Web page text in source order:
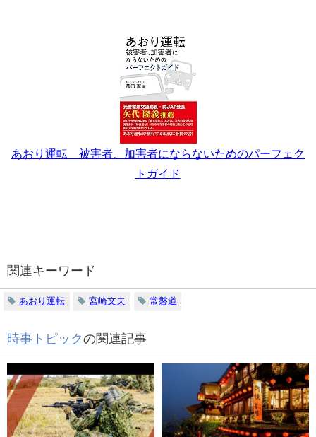
あおり運転 被害者、加害者にならないためのパーフェク
トガイド
関連キーワード
あおり運転 宮崎文夫 常磐道
時事トピックの関連記事